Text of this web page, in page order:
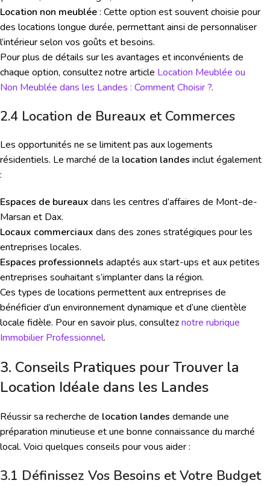
Location non meublée: Cette option est souvent choisie pour
des locations longue durée, permettant ainsi de personnaliser
l’intérieur selon vos goûts et besoins.
Pour plus de détails sur les avantages et inconvénients de
chaque option, consultez notre article Location Meublée ou
Non Meublée dans les Landes : Comment Choisir ?.
2.4 Location de Bureaux et Commerces
Les opportunités ne se limitent pas aux logements
résidentiels. Le marché de la location landes inclut également
:
Espaces de bureaux dans les centres d’affaires de Mont-de-
Marsan et Dax.
Locaux commerciaux dans des zones stratégiques pour les
entreprises locales.
Espaces professionnels adaptés aux start-ups et aux petites
entreprises souhaitant s’implanter dans la région.
Ces types de locations permettent aux entreprises de
bénéficier d’un environnement dynamique et d’une clientèle
locale fidèle. Pour en savoir plus, consulteznotre rubrique
Immobilier Professionnel.
3. Conseils Pratiques pour Trouver la
Location Idéale dans les Landes
Réussir sa recherche de location landes demande une
préparation minutieuse et une bonne connaissance du marché
local. Voici quelques conseils pour vous aider :
3.1 Définissez Vos Besoins et Votre Budget